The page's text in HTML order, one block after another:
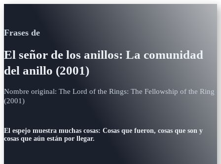
Frases de
El señor de los anillos: La comunidad
del anillo (2001)
Nombre original: The Lord of the Rings: The Fellowship of the Ring
(2001)
El espejo muestra muchas cosas: Cosas que fueron, cosas que son y
cosas que aún están por llegar.